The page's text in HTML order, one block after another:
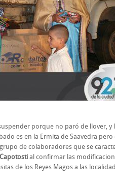
porque no paró de llover, y
es en la Ermita de Saavedra
de colaboradores que se
Capotosti al confirmar las
de los Reyes Magos a las